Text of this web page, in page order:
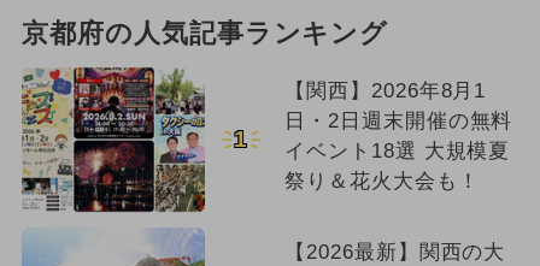
京都府の人気記事ランキング
1
【関西】2026年8月1
日・2日週末開催の無料
イベント18選 大規模夏
祭り＆花火大会も！
【2026最新】関西の大